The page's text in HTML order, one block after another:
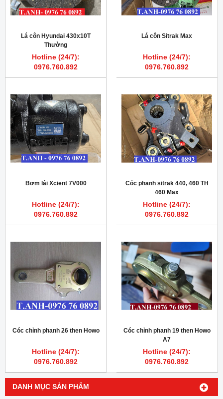
DANH MỤC SẢN PHẨM
Lá côn Hyundai 430x10T
Thường
Hotline (24/7):
0976.760.892
Lá côn Sitrak Max
Hotline (24/7):
0976.760.892
Bơm lái Xcient 7V000
Hotline (24/7):
0976.760.892
Cóc phanh sitrak 440, 460 TH
460 Max
Hotline (24/7):
0976.760.892
Cóc chỉnh phanh 26 then Howo
Hotline (24/7):
0976.760.892
Cóc chỉnh phanh 19 then Howo
A7
Hotline (24/7):
0976.760.892